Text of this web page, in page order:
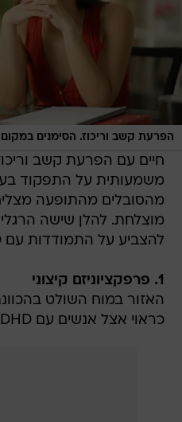
הפרעת קשב וריכוז. הסימנים במקום
משמעותית על התפקוד
מהסובלים מהתופעה
מוצלחת. להלן שישה
להצביע על התמודדות עם ADHD:
1. פרפקציוניזם קיצוני
כראוי אצל אנשים עם ADHD.